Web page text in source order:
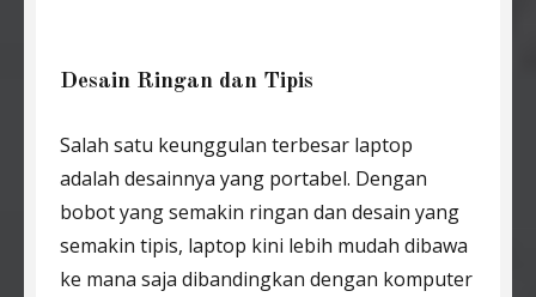
Desain Ringan dan Tipis
Salah satu keunggulan terbesar laptop
adalah desainnya yang portabel. Dengan
bobot yang semakin ringan dan desain yang
semakin tipis, laptop kini lebih mudah dibawa
ke mana saja dibandingkan dengan komputer